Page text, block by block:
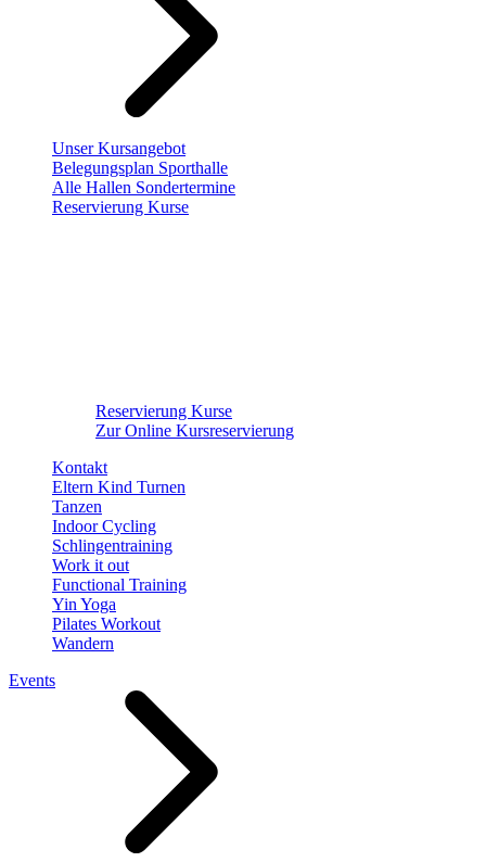
Unser Kursangebot
Belegungsplan Sporthalle
Alle Hallen Sondertermine
Reservierung Kurse
Reservierung Kurse
Zur Online Kursreservierung
Kontakt
Eltern Kind Turnen
Tanzen
Indoor Cycling
Schlingentraining
Work it out
Functional Training
Yin Yoga
Pilates Workout
Wandern
Events